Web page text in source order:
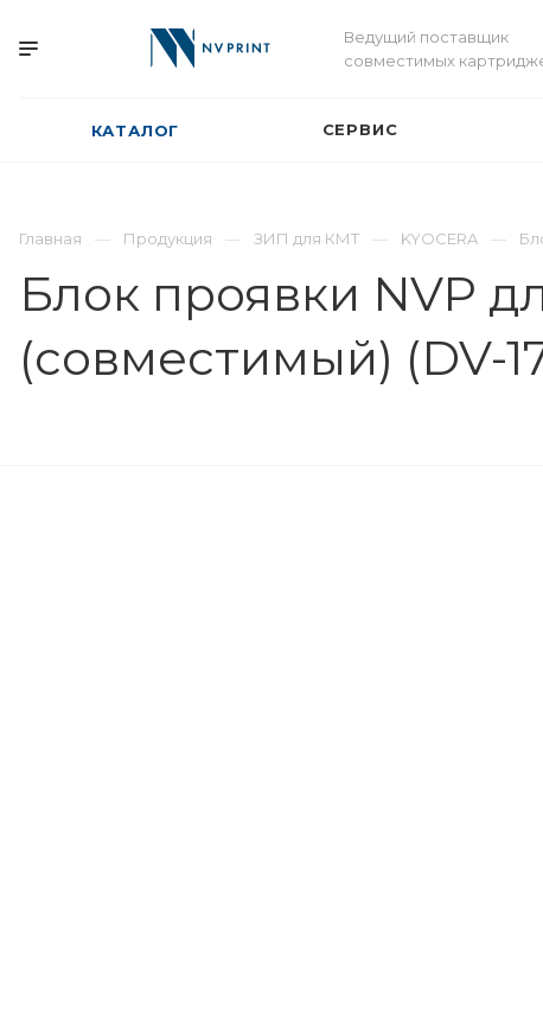
Ведущий поставщик
совместимых
КАТАЛОГ СЕРВИС
Главная Продукция ЗИП для КМТ KYOCERA
Блок проявки NVP
(совместимый) (DV-